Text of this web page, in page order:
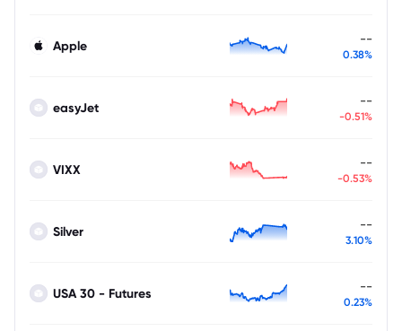
Apple --
0.38%
easyJet --
-0.51%
VIXX --
-0.53%
Silver --
3.10%
USA 30 - Futures --
0.23%